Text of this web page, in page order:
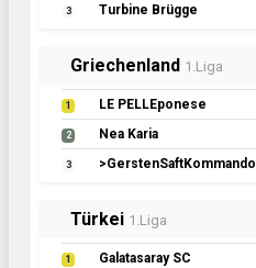
3 Turbine Brügge
Griechenland 1.Liga
1 LE PELLEponese
2 Nea Karia
3 >GerstenSaftKommando
Türkei 1.Liga
1 Galatasaray SC